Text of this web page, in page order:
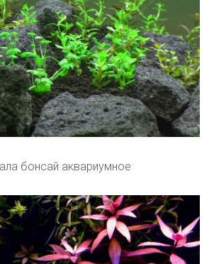
бонсай аквариумное